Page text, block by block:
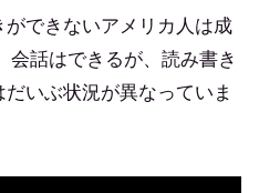
できないアメリカ人は成
会話はできるが、読み書き
いぶ状況が異なっていま